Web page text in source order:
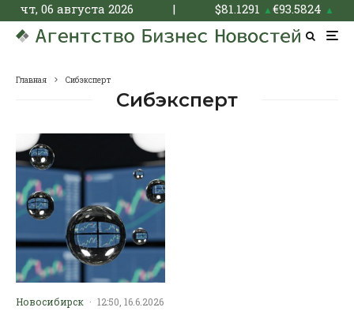
чт, 06 августа 2026 | $81.1291 ▲€93.5824 ▲
Главная Сибэксперт
Сибэксперт
Новосибирск · 12:50, 16.6.2026